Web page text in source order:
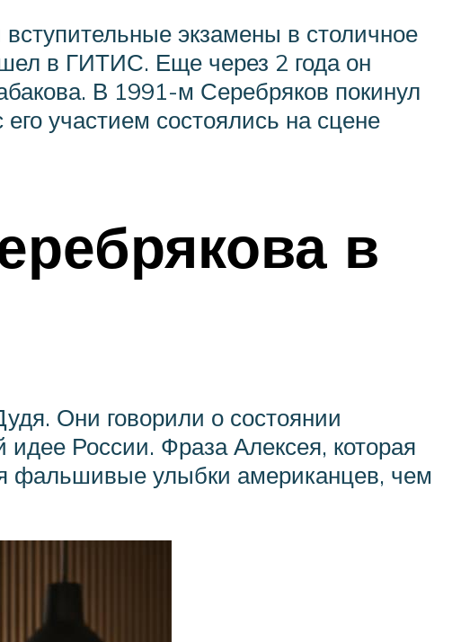
экзамены в столичное
в ГИТИС. Еще через 2 года он
В 1991-м Серебряков покинул
участием состоялись на сцене
в
Они говорили о состоянии
идее России. Фраза Алексея, которая
фальшивые улыбки американцев, чем